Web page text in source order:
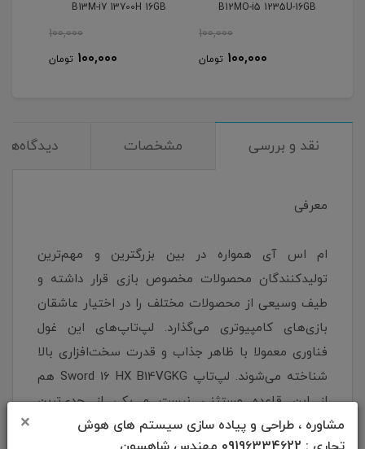
مشاوره ، طراحی و پیاده سازی سیستم های هوش
×
B12MO-i5 1235U-16GB
DDR4-512GB SSD-IPS
100,000
100,000 تومان
B13M-i7 13700H 16GB
100,000
100,000 تومان
نقد و بررسی مشخصات دیدگاه‌ها
معرفی
ام اس آی همواره در بین بزرگترین و مهم‌ترین
تولیدکنندگان محصولات مخصوص بازی قرار داشته و
طیف وسیعی از محصولات مختلف را در اختیار عاشقان
بازی‌های کامپیوتری می‌گذارد. لپ‌تاپ‌های این غول
فناوری معمولا با ظاهر جذاب و قدرت سخت‌افزاری بالا
شناخته می‌شوند. لپ‌تاپ Sword 16 HX B14VGKG هم
از این قاعده مستثنی نیست و یکی از جدی‌ترین
گزینه‌های بالارده‌ در بازه‌ی قیمتی خود محسوب می‌شود.